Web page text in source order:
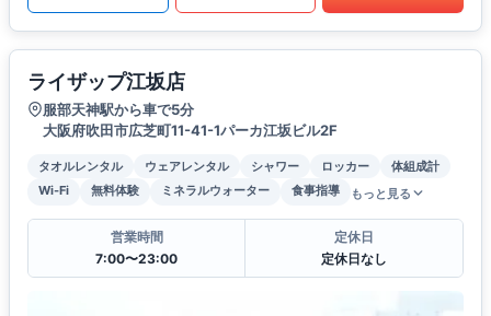
ライザップ江坂店
服部天神駅から車で5分
大阪府吹田市広芝町11-41-1パーカ江坂ビル2F
タオルレンタル ウェアレンタル シャワー ロッカー
体組成計
Wi-Fi
無料体験 ミネラルウォーター 食事指導 もっと見る
営業時間
7:00〜23:00
定休日
定休日なし